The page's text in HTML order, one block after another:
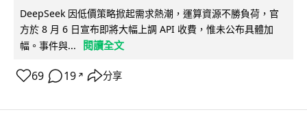
DeepSeek 因低價策略掀起需求熱潮，運算資源不勝負荷，官
方於 8 月 6 日宣布即將大幅上調 API 收費，惟未公布具體加
幅。事件與...
閱讀全文
69 19 ↗ 分享